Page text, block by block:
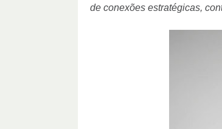
de conexões estratégicas,